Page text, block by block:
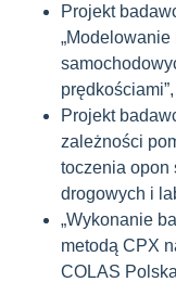
Projekt
Projekt
zależności
toczenia opon
drogowych i
„Wykonanie
metodą CPX
COLAS